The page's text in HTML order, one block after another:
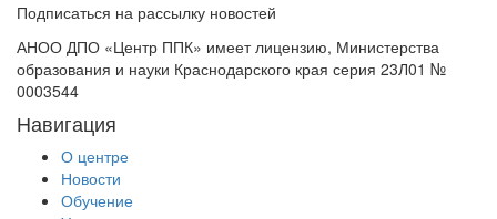
Подписаться на рассылку новостей
АНОО ДПО «Центр ППК» имеет лицензию, Министерства
образования и науки Краснодарского края серия 23Л01 №
0003544
Навигация
О центре
Новости
Обучение